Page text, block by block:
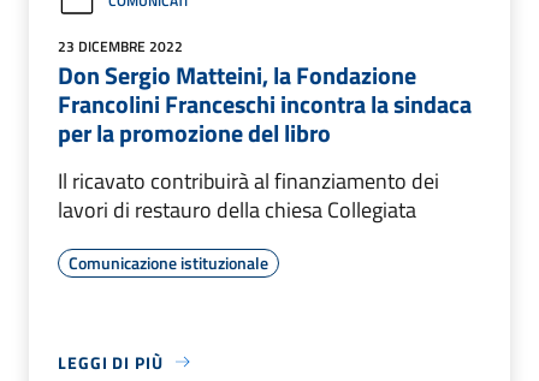
23 DICEMBRE 2022
Don Sergio Matteini, la Fondazione
Francolini Franceschi incontra la sindaca
per la promozione del libro
Il ricavato contribuirà al finanziamento dei
lavori di restauro della chiesa Collegiata
Comunicazione istituzionale
LEGGI DI PIÙ